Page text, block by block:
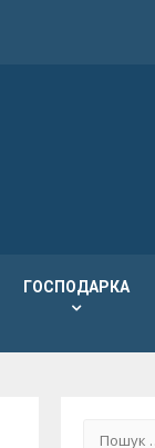
ГОСПОДАРКА
Пошук: